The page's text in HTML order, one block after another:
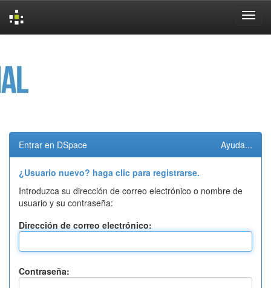
Entrar en DSpace Ayuda...
¿Usuario nuevo? haga clic para registrarse.
Introduzca su dirección de correo electrónico o nombre de
usuario y su contraseña:
Dirección de correo electrónico:
Contraseña: